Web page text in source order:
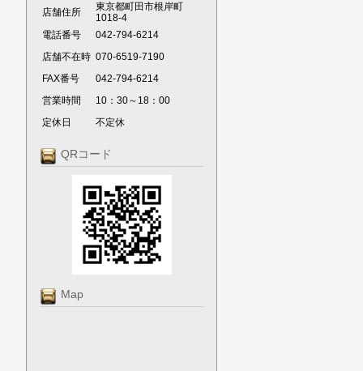
店舗住所
東京都町田市根岸町
1018-4
電話番号
042-794-6214
店舗不在時 070-6519-7190
FAX番号
042-794-6214
営業時間
10：30～18：00
定休日
不定休
QRコード
Map